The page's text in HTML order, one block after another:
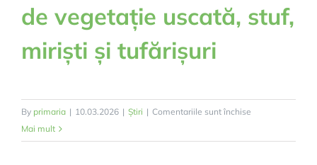
de vegetație uscată, stuf,
miriști și tufărișuri
By primaria | 10.03.2026 | Știri | Comentariile sunt închise
–
Mai mult